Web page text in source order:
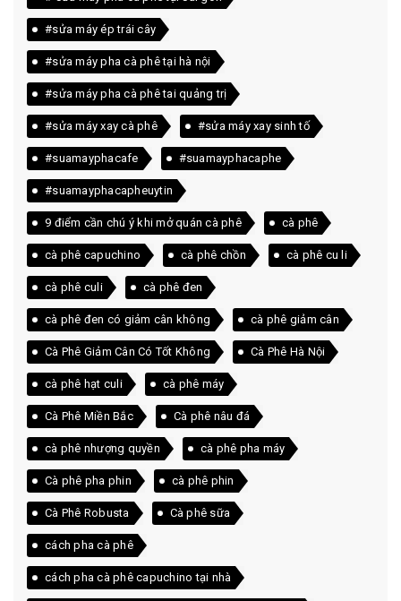
#sửa máy ép trái cây
#sửa máy pha cà phê tại hà nội
#sửa máy pha cà phê tai quảng trị
#sửa máy xay cà phê #sửa máy xay sinh tố
#suamayphacafe #suamayphacaphe
#suamayphacapheuytin
9 điểm cần chú ý khi mở quán cà phê cà phê
cà phê capuchino cà phê chồn cà phê cu li
cà phê culi cà phê đen
cà phê đen có giảm cân không cà phê giảm cân
Cà Phê Giảm Cân Có Tốt Không Cà Phê Hà Nội
cà phê hạt culi cà phê máy
Cà Phê Miền Bắc Cà phê nâu đá
cà phê nhượng quyền cà phê pha máy
Cà phê pha phin cà phê phin
Cà Phê Robusta Cà phê sữa
cách pha cà phê
cách pha cà phê capuchino tại nhà